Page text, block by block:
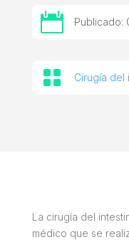
 Publicado:
 Cirugía del
La cirugía del
médico que se